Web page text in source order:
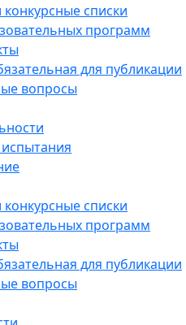
списки
программ
для публикации
вопросы
списки
программ
для публикации
вопросы